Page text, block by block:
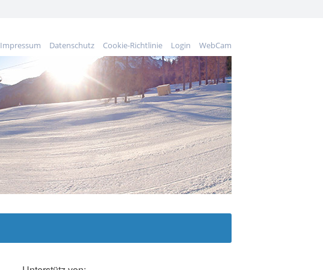
Impressum Datenschutz Cookie-Richtlinie Login WebCam